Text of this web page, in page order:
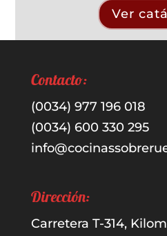
Ver
Contacto:
(0034) 977 196 018
(0034) 600 330 295
Dirección:
Carretera T-314,